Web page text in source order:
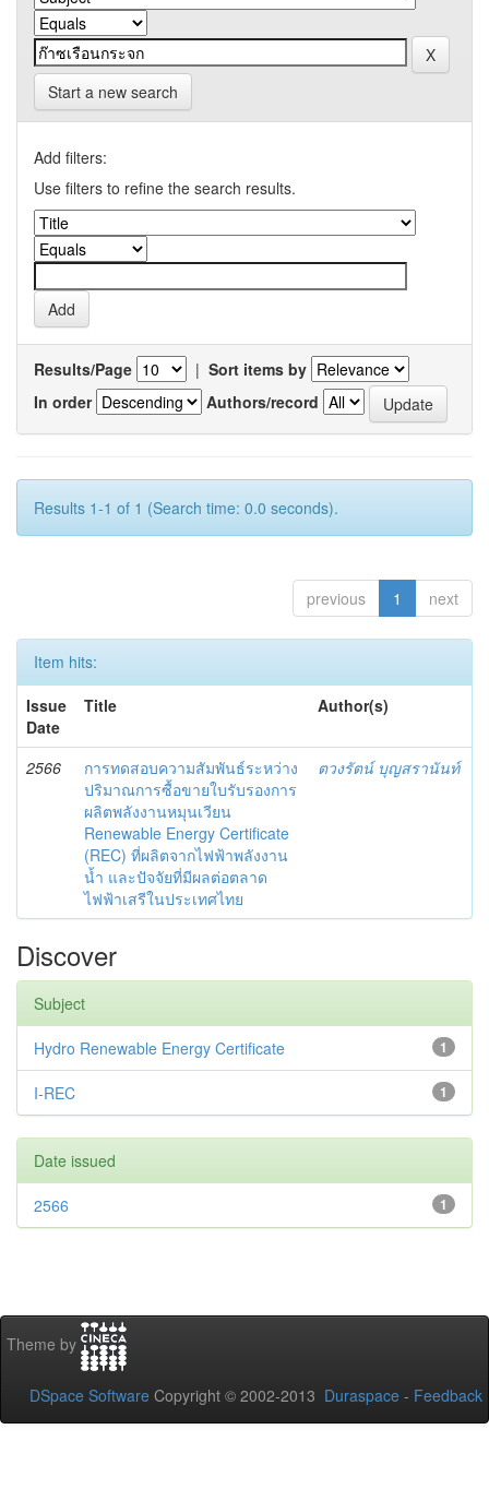
Start a new search
Add filters:
Use filters to refine the search results.
Results/Page | Sort items by
In order
Authors/record
Results 1-1 of 1 (Search time: 0.0 seconds).
previous 1 next
Item hits:
Issue
Date
Title Author(s)
2566
การทดสอบความสัมพันธ์ระหว่าง
ปริมาณการซื้อขายใบรับรองการ
ผลิตพลังงานหมุนเวียน
Renewable Energy Certificate
(REC) ที่ผลิตจากไฟฟ้าพลังงาน
น้ำ และปัจจัยที่มีผลต่อตลาด
ไฟฟ้าเสรีในประเทศไทย
ตวงรัตน์ บุญสรานันท์
Discover
Subject
1
Hydro Renewable Energy Certificate
1
I-REC
Date issued
1
2566
Theme by
DSpace Software Copyright © 2002-2013 Duraspace - Feedback